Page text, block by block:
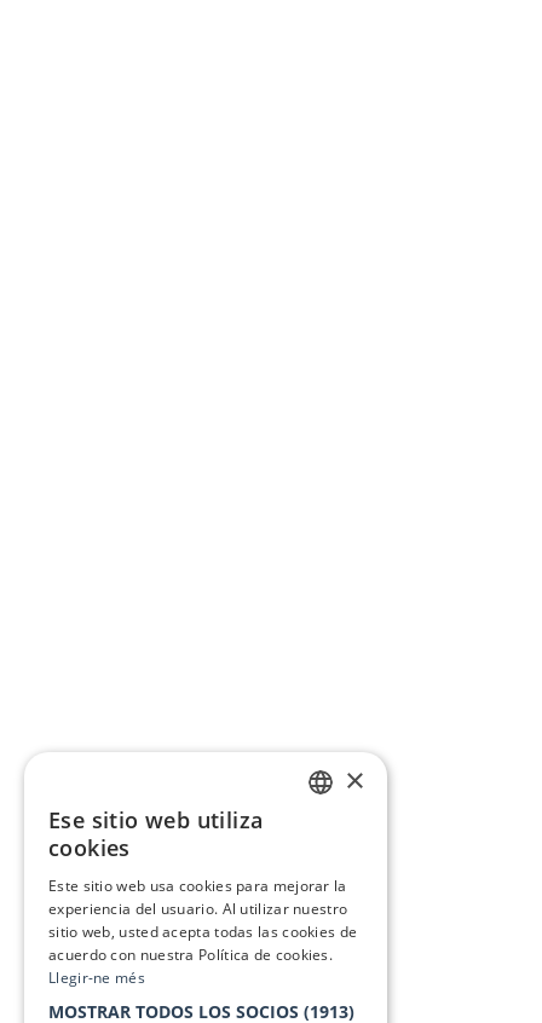
×
Ese sitio web utiliza
cookies
Este sitio web usa cookies para mejorar la
experiencia del usuario. Al utilizar nuestro
sitio web, usted acepta todas las cookies de
acuerdo con nuestra Política de cookies.
Llegir-ne més
MOSTRAR TODOS LOS SOCIOS (1913)